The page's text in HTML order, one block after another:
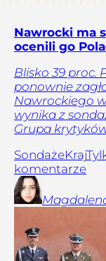
Nawrocki ma
ocenili go
Blisko 39 proc.
ponownie
Nawrockiego
wynika z
Grupa
SondażeKraj
komentarze